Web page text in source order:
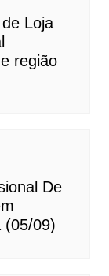
Loja
região
De
(05/09)